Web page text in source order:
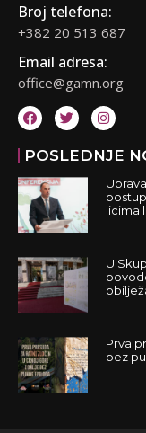
Broj telefona:
+382 20 513 687
Email adresa:
office@gamn.org
POSLEDNJE
licima
U
Prva
bez